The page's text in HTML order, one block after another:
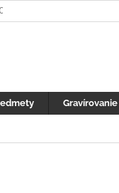
OSOBNÝCH ÚDAJOV
Gravírovanie